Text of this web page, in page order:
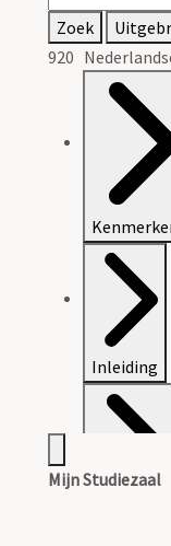
Zoek
920
Inleiding
Mijn Studiezaal